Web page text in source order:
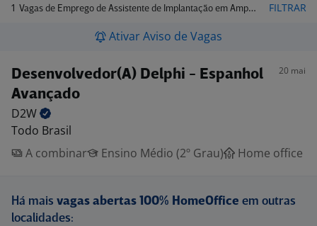
1 Vagas de Emprego de Assistente de Implantação em Amparo - SP FILTRAR
Ativar Aviso de Vagas
Desenvolvedor(A) Delphi - Espanhol
Avançado
20 mai
D2W
Todo Brasil
A combinar
Ensino Médio (2º Grau) Home office
Há mais vagas abertas 100% HomeOffice em outras
localidades: